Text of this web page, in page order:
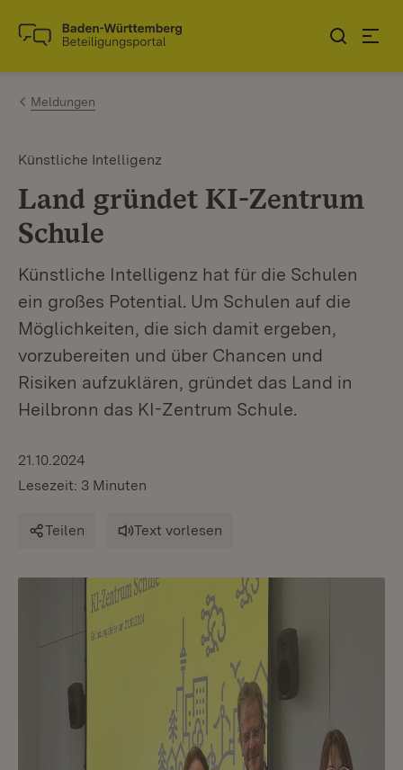
Zum Inhalt springen
Link zur Startseite
Meldungen
Künstliche Intelligenz
Land gründet KI-Zentrum
Schule
Künstliche Intelligenz hat für die Schulen
ein großes Potential. Um Schulen auf die
Möglichkeiten, die sich damit ergeben,
vorzubereiten und über Chancen und
Risiken aufzuklären, gründet das Land in
Heilbronn das KI-Zentrum Schule.
21.10.2024
Lesezeit: 3 Minuten
Teilen Text vorlesen